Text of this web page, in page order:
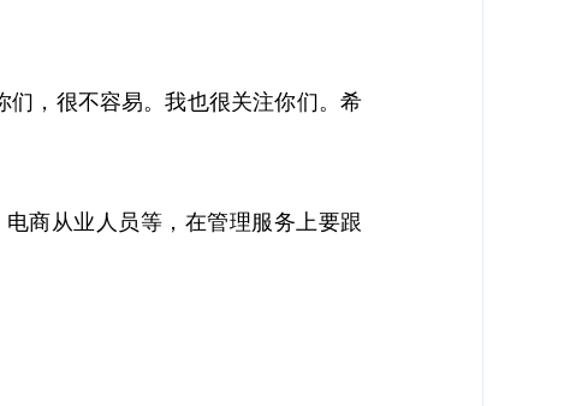
，很不容易。我也很关注你们。希
商从业人员等，在管理服务上要跟